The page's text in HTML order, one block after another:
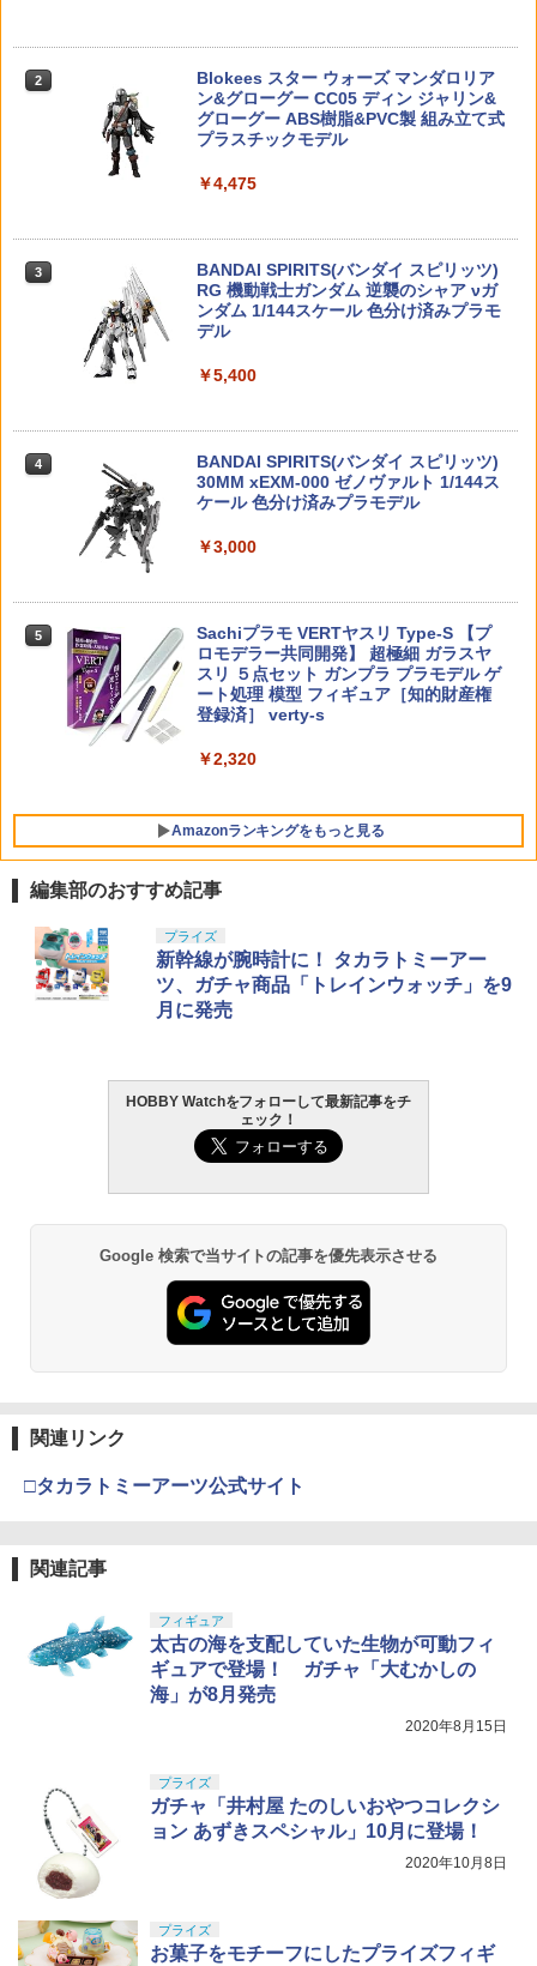
【中古】 バンダイスピリッツ HG スコー
未組立・外箱に少しの傷みあり
￥2,200
ハセガワ メカトロウィーゴ ボトムズコ
ラボシリーズ Vol.1 すこーぷどっぐ＆き
料無料
￥2,343
タミヤ 1/32 アバンテMk.IIIネロ アドバン
四駆
￥2,580
￥5,144
PalVerse 魔法少女まどか☆マギカ【B
ねんどろいど 『ちいかわ』 ハチワレ
【二次再販】 (塗装済み可動フィギュア)
￥5,412
ねんどろいど 『ちいかわ』 うさぎ 【二
次再販】 (塗装済み可動フィギュア)
￥5,495
￥858
スプリング M105
￥880
《サマーフェア》【ポイント10倍】WO
Right ダミープライマー（10ケ 大） メ
ール便 対応商品 ポスト投函 ネコポス
ゆうパケット
タカラトミー アニア AL-26 アフリカゾ
タカラトミー トミカタウン ドライブス
ルー洗車場 ENEOS EneJet
￥990
タカラトミー トミカタウン バス停(乗客
付き)
￥1,100
K トランスフォーマー ニューレジェンズ
NL-06 オートボット コスモス 可動フィ
ギュア
バルキリー 超時空要塞マクロス VF-1J
バルキリー45th Anniv. 約225mm ABS&
ダイキャスト製 塗装済み可動フィギュア
ツ 呪術廻戦 伏黒甚爾 約155mm PVC&A
BS製 塗装済み可動フィギュア
K トランスフォーマー ミッシングリンク
D-01 サウンドウェーブ 可動フィギュア
￥24,610
2
Blokees スター ウォーズ マンダロリア
ン&グローグー CC05 ディン ジャリン&
グローグー ABS樹脂&PVC製 組み立て式
プラスチックモデル
￥4,475
3
BANDAI SPIRITS(バンダイ スピリッツ)
RG 機動戦士ガンダム 逆襲のシャア νガ
ンダム 1/144スケール 色分け済みプラモ
デル
￥5,400
4
BANDAI SPIRITS(バンダイ スピリッツ)
30MM xEXM-000 ゼノヴァルト 1/144ス
ケール 色分け済みプラモデル
￥3,000
5
Sachiプラモ VERTヤスリ Type-S 【プ
ロモデラー共同開発】 超極細 ガラスヤ
スリ ５点セット ガンプラ プラモデル ゲ
ート処理 模型 フィギュア［知的財産権
登録済］ verty-s
￥2,320
Amazonランキングをもっと見る
1
東京マルイ(TOKYO MARUI) No.25 コル
ト ガバメント HG 18歳以上エアーHOP
ハンドガン
￥3,384
東京マルイ (TOKYO MARUI) ガスブロー
バックマシンガン No.14 20式 5.56mm
小銃 18歳以上 ガスブローバック
￥187,000
東京マルイ(TOKYO MARUI) No.21 H&K
USP HG 18歳以上エアーHOPハンドガン
￥3,409
4
￥3,815
￥4,761
1
GSIクレオス Mr.トップコート 水性プレ
ミアムトップコートスプレー 光沢 88ml
ホビー用仕上材 B601
￥748
LOCTITE(ロックタイト) シールはがし
プレミアム 220ml
タミヤ クラフトツールシリーズ No.123
先細薄刃ニッパー (ゲートカット用) プラ
モデル用工具 74123
型用接着剤 87003
GSIクレオス Mr.トップコート 水性プレ
ミアムトップコートスプレー つや消し 8
8ml ホビー用仕上材 B603
￥710
編集部のおすすめ記事
プライズ
新幹線が腕時計に！ タカラトミーアー
ツ、ガチャ商品「トレインウォッチ」を9
月に発売
HOBBY Watchをフォローして最新記事をチ
ェック！
Google 検索で当サイトの記事を優先表示させる
関連リンク
□タカラトミーアーツ公式サイト
関連記事
フィギュア
太古の海を支配していた生物が可動フィ
ギュアで登場！ ガチャ「大むかしの
海」が8月発売
2020年8月15日
プライズ
ガチャ「井村屋 たのしいおやつコレクシ
ョン あずきスペシャル」10月に登場！
2020年10月8日
プライズ
お菓子をモチーフにしたプライズフィギ